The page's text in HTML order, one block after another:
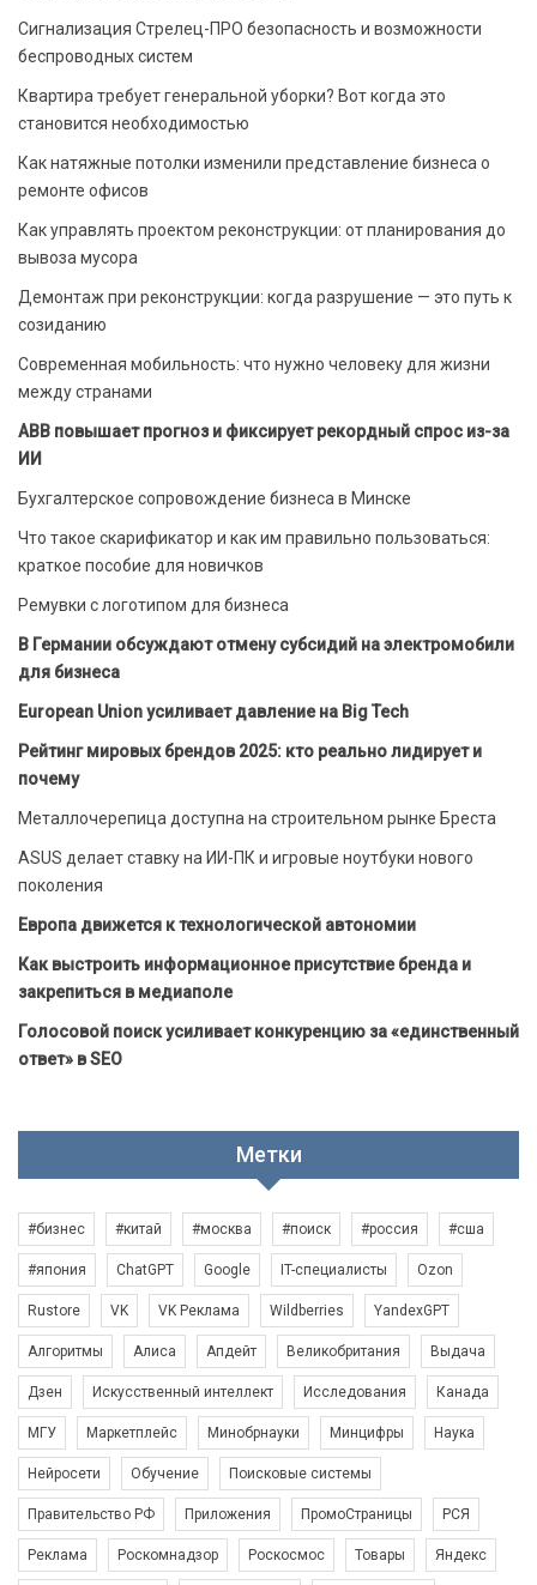
Сигнализация Стрелец-ПРО безопасность и возможности
беспроводных систем
Квартира требует генеральной уборки? Вот когда это
становится необходимостью
Как натяжные потолки изменили представление бизнеса о
ремонте офисов
Как управлять проектом реконструкции: от планирования до
вывоза мусора
Демонтаж при реконструкции: когда разрушение — это путь к
созиданию
Современная мобильность: что нужно человеку для жизни
между странами
ABB повышает прогноз и фиксирует рекордный спрос из-за
ИИ
Бухгалтерское сопровождение бизнеса в Минске
Что такое скарификатор и как им правильно пользоваться:
краткое пособие для новичков
Ремувки с логотипом для бизнеса
В Германии обсуждают отмену субсидий на электромобили
для бизнеса
European Union усиливает давление на Big Tech
Рейтинг мировых брендов 2025: кто реально лидирует и
почему
Металлочерепица доступна на строительном рынке Бреста
ASUS делает ставку на ИИ-ПК и игровые ноутбуки нового
поколения
Европа движется к технологической автономии
Как выстроить информационное присутствие бренда и
закрепиться в медиаполе
Голосовой поиск усиливает конкуренцию за «единственный
ответ» в SEO
Метки
#бизнес #китай #москва #поиск #россия #сша
#япония ChatGPT Google IT-специалисты Ozon
Rustore VK VK Реклама Wildberries YandexGPT
Алгоритмы Алиса Апдейт Великобритания Выдача
Дзен Искусственный интеллект Исследования Канада
МГУ Маркетплейс Минобрнауки Минцифры Наука
Нейросети Обучение Поисковые системы
Правительство РФ Приложения ПромоСтраницы РСЯ
Реклама Роскомнадзор Роскосмос Товары Яндекс